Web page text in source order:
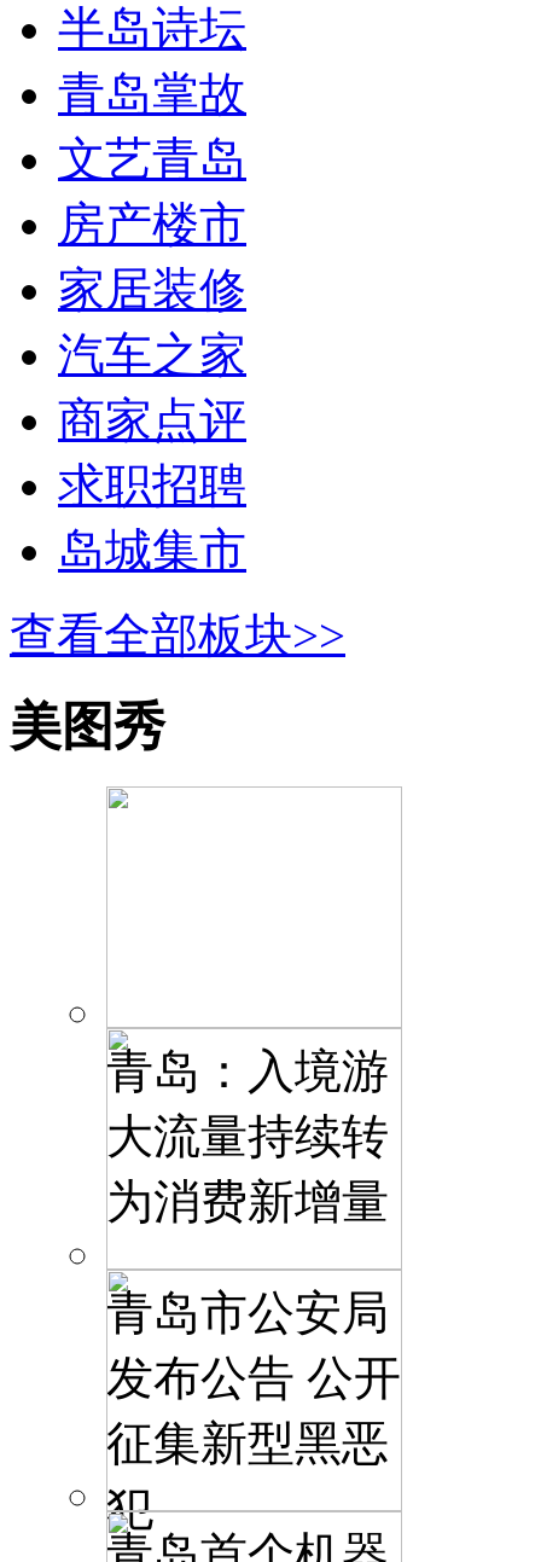
半岛诗坛
青岛掌故
文艺青岛
房产楼市
家居装修
汽车之家
商家点评
求职招聘
岛城集市
查看全部板块>>
美图秀
青岛：入境游
大流量持续转
为消费新增量
青岛市公安局
发布公告 公开
征集新型黑恶
犯